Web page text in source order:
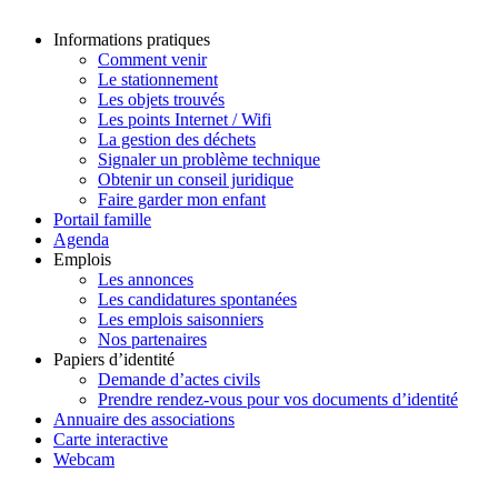
Informations pratiques
Comment venir
Le stationnement
Les objets trouvés
Les points Internet / Wifi
La gestion des déchets
Signaler un problème technique
Obtenir un conseil juridique
Faire garder mon enfant
Portail famille
Agenda
Emplois
Les annonces
Les candidatures spontanées
Les emplois saisonniers
Nos partenaires
Papiers d’identité
Demande d’actes civils
Prendre rendez-vous pour vos documents d’identité
Annuaire des associations
Carte interactive
Webcam